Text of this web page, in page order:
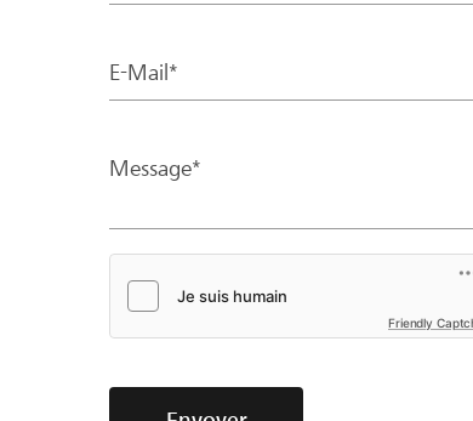
E-Mail*
Message*
Friendly